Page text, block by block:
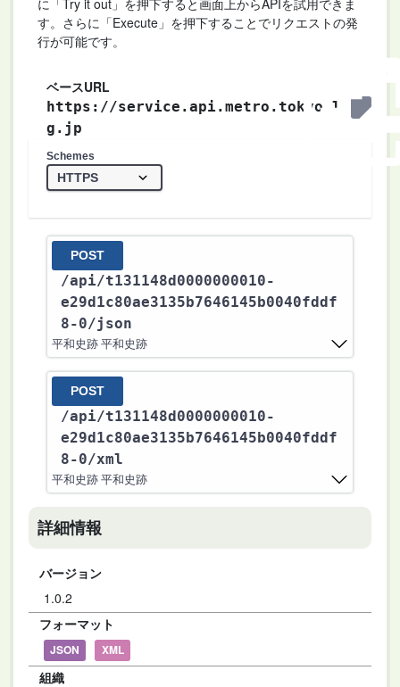
に「Try it out」を押下すると画面上からAPIを試用できま
す。さらに「Execute」を押下することでリクエストの発
行が可能です。
ベースURL
https://service.api.metro.tokyo.l
g.jp
Schemes
POST
/api/t131148d0000000010-
e29d1c80ae3135b7646145b0040fddf
8-0/json
平和史跡 平和史跡
POST
/api/t131148d0000000010-
e29d1c80ae3135b7646145b0040fddf
8-0/xml
平和史跡 平和史跡
詳細情報
バージョン
1.0.2
フォーマット
JSON XML
組織